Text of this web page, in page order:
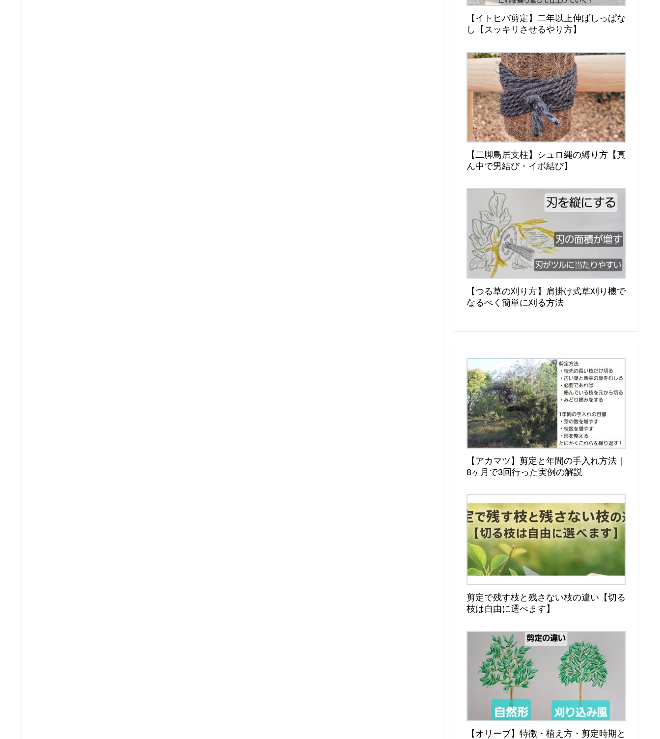
【イトヒバ剪定】二年以上伸ばしっぱな
し【スッキリさせるやり方】
【二脚鳥居支柱】シュロ縄の縛り方【真
ん中で男結び・イボ結び】
【つる草の刈り方】肩掛け式草刈り機で
なるべく簡単に刈る方法
【アカマツ】剪定と年間の手入れ方法｜
8ヶ月で3回行った実例の解説
剪定で残す枝と残さない枝の違い【切る
枝は自由に選べます】
【オリーブ】特徴・植え方・剪定時期と